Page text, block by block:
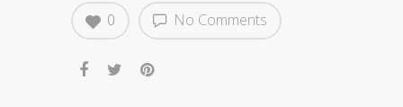
No Comments
0